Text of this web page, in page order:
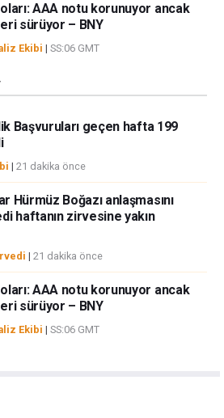
AAA notu korunuyor ancak
sürüyor – BNY
Ekibi | SS:06 GMT
Başvuruları geçen hafta 199
| 21 dakika önce
Hürmüz Boğazı anlaşmasını
haftanın zirvesine yakın
| 21 dakika önce
AAA notu korunuyor ancak
sürüyor – BNY
Ekibi | SS:06 GMT